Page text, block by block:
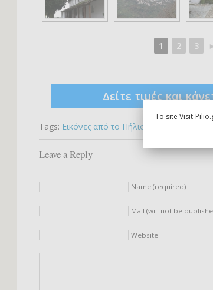
1 2 3
Δείτε τιμές και
Tags: Εικόνες από το Πήλιο
Leave a Reply
Name (required)
Mail (will not be
Website
To site Visit-